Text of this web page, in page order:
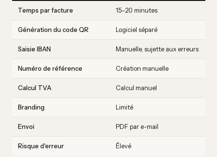
Temps par facture 15–20 minutes
Génération du code QR Logiciel séparé
Saisie IBAN Manuelle, sujette aux erreurs
Numéro de référence Création manuelle
Calcul TVA Calcul manuel
Branding Limité
Envoi PDF par e-mail
Risque d'erreur Élevé